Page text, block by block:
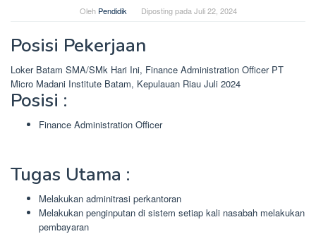
Oleh Pendidik Diposting pada Juli 22, 2024
Posisi Pekerjaan
Loker Batam SMA/SMk Hari Ini, Finance Administration Officer PT
Micro Madani Institute Batam, Kepulauan Riau Juli 2024
Posisi :
Finance Administration Officer
Tugas Utama :
Melakukan adminitrasi perkantoran
Melakukan penginputan di sistem setiap kali nasabah melakukan
pembayaran